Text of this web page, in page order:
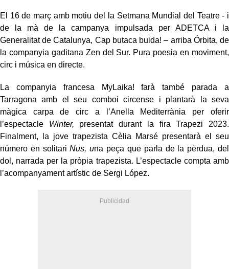
El 16 de març amb motiu del la Setmana Mundial del Teatre - i
de la mà de la campanya impulsada per ADETCA i la
Generalitat de Catalunya, Cap butaca buida! – arriba Órbita, de
la companyia gaditana Zen del Sur. Pura poesia en moviment,
circ i música en directe.
La companyia francesa MyLaika! farà també parada a
Tarragona amb el seu comboi circense i plantarà la seva
màgica carpa de circ a l’Anella Mediterrània per oferir
l’espectacle Winter, presentat durant la fira Trapezi 2023.
Finalment, la jove trapezista Cèlia Marsé presentarà el seu
número en solitariNus, una peça que parla de la pèrdua, del
dol, narrada per la pròpia trapezista. L’espectacle compta amb
l’acompanyament artístic de Sergi López.